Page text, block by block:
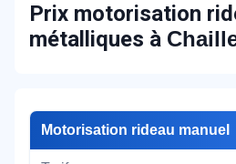
Prix motorisation
métalliques à
Motorisation rideau manuel